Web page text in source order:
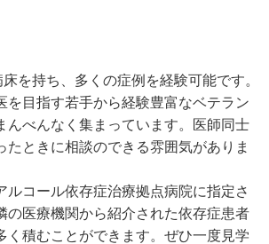
を持ち、多くの症例を経験可能です。
を目指す若手から経験豊富なベテラン
んべんなく集まっています。医師同士
たときに相談のできる雰囲気がありま
コール依存症治療拠点病院に指定さ
の医療機関から紹介された依存症患者
く積むことができます。ぜひ一度見学